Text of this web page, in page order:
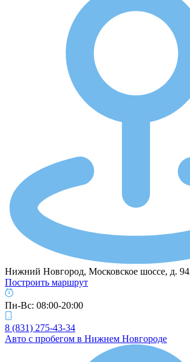
Нижний Новгород, Московское шоссе, д.
Построить маршрут
Пн-Вс: 08:00-20:00
8 (831) 275-43-34
Авто с пробегом в Нижнем Новгороде